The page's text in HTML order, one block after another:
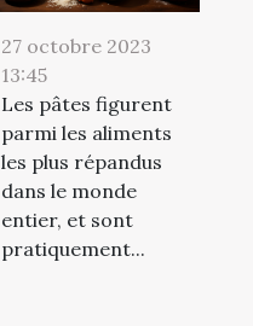
27 octobre 2023
13:45
Les pâtes figurent
parmi les aliments
les plus répandus
dans le monde
entier, et sont
pratiquement...